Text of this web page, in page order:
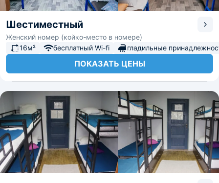
Шестиместный
Женский номер (койко-место в номере)
16м²
бесплатный Wi-fi гладильные
ПОКАЗАТЬ ЦЕНЫ